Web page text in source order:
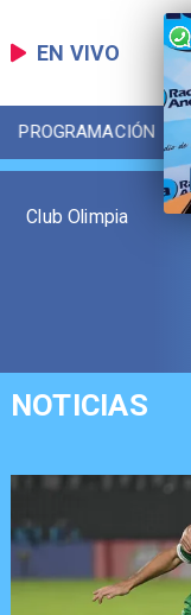
EN VIVO
PROGRAMACIÓN
Club Olimpia
NOTICIAS